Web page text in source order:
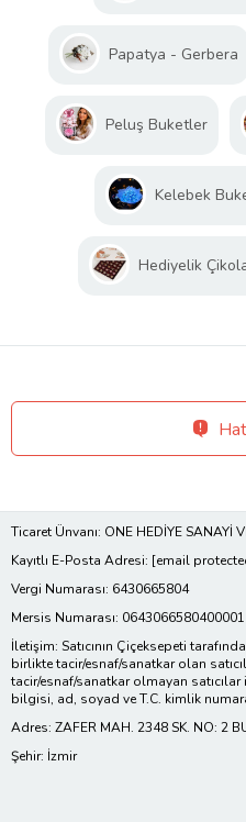
Papatya - Gerbera
Peluş Buketler
Kelebek
Hediyelik
Ticaret Ünvanı: ONE HEDİYE SANAYİ
Kayıtlı E-Posta Adresi: [email
Vergi Numarası: 6430665804
Mersis Numarası: 0643066580400001
İletişim: Satıcının Çiçeksepeti
birlikte tacir/esnaf/sanatkar olan
tacir/esnaf/sanatkar olmayan
bilgisi, ad, soyad ve T.C. kimlik
Adres: ZAFER MAH. 2348 SK. NO: 2
Şehir: İzmir